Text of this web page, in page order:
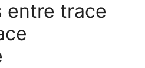
entre trace